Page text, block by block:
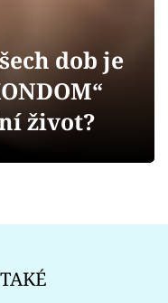
dob je
život?